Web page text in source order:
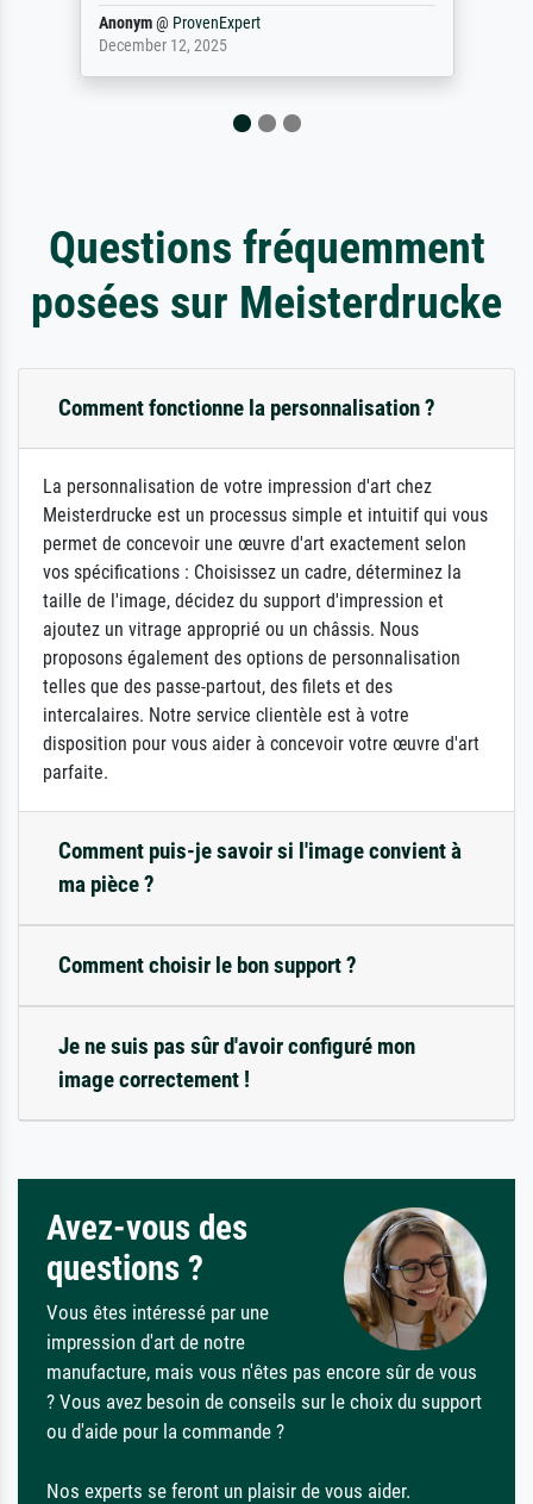
Anonym@ ProvenExpert
December 12, 2025
Questions fréquemment
posées sur Meisterdrucke
Comment fonctionne la personnalisation ?
La personnalisation de votre impression d'art chez
Meisterdrucke est un processus simple et intuitif qui vous
permet de concevoir une œuvre d'art exactement selon
vos spécifications : Choisissez un cadre, déterminez la
taille de l'image, décidez du support d'impression et
ajoutez un vitrage approprié ou un châssis. Nous
proposons également des options de personnalisation
telles que des passe-partout, des filets et des
intercalaires. Notre service clientèle est à votre
disposition pour vous aider à concevoir votre œuvre d'art
parfaite.
Comment puis-je savoir si l'image convient à
ma pièce ?
Comment choisir le bon support ?
Je ne suis pas sûr d'avoir configuré mon
image correctement !
Avez-vous des
questions ?
Vous êtes intéressé par une
impression d'art de notre
manufacture, mais vous n'êtes pas encore sûr de vous
? Vous avez besoin de conseils sur le choix du support
ou d'aide pour la commande ?
Nos experts se feront un plaisir de vous aider.